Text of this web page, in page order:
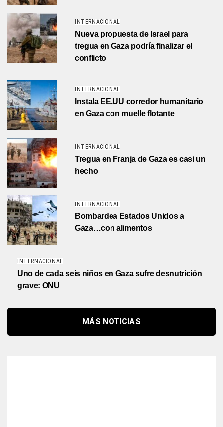
INTERNACIONAL
Nueva propuesta de Israel para
tregua en Gaza podría finalizar el
conflicto
INTERNACIONAL
Instala EE.UU corredor humanitario
en Gaza con muelle flotante
INTERNACIONAL
Tregua en Franja de Gaza es casi un
hecho
INTERNACIONAL
Bombardea Estados Unidos a
Gaza…con alimentos
INTERNACIONAL
Uno de cada seis niños en Gaza sufre desnutrición
grave: ONU
MÁS NOTICIAS